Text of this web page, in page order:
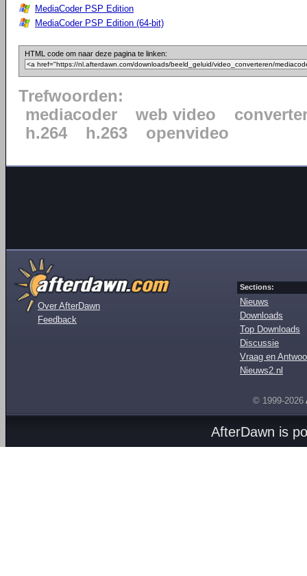
MediaCoder PSP Edition
MediaCoder PSP Edition (64-bit)
HTML code om naar deze pagina te linken:
Trefwoorden:
mediacoder
web video
h.264
h.263 openvideo
Over AfterDawn
Feedback
Sections:
Nieuws
Downloads
Top Downloads
Discussie
Vraag en
Nieuws2.nl
© 1999-2026
AfterDawn is